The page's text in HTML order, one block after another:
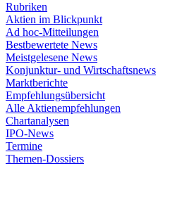
Rubriken
Aktien im Blickpunkt
Ad hoc-Mitteilungen
Bestbewertete News
Meistgelesene News
Konjunktur- und Wirtschaftsnews
Marktberichte
Empfehlungsübersicht
Alle Aktienempfehlungen
Chartanalysen
IPO-News
Termine
Themen-Dossiers